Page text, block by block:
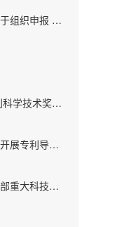
住房和城乡建设部办公厅关于组织申报 第三批装配式建筑生产基地的通知
关于开展2022年度大禹水利科学技术奖提名工作的通知
国家知识产权局办公室关于开展专利导航工程支撑服务机构建设工作的通知
水利部办公厅关于发布水利部重大科技项目计划2022年度项目申报指南的通知